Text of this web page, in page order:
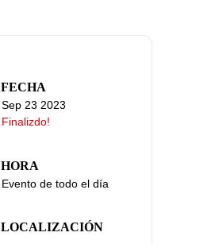
FECHA
Sep 23 2023
Finalizdo!
HORA
Evento de todo el día
LOCALIZACIÓN